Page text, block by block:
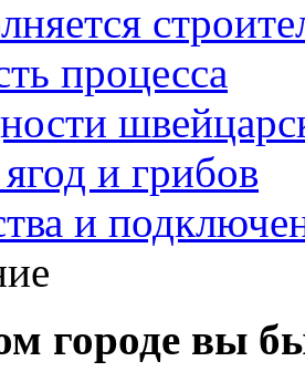
процесса
ягод и грибов
и
городе вы